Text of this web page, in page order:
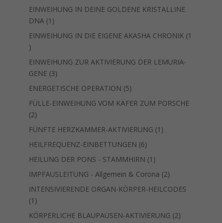
Produkte
EINWEIHUNG IN DEINE GOLDENE KRISTALLINE
DNA 1 1
Produkt
EINWEIHUNG IN DIE EIGENE AKASHA CHRONIK 1
1
Produkt
EINWEIHUNG ZUR AKTIVIERUNG DER LEMURIA-
GENE 33
Produkte
ENERGETISCHE OPERATION 55
Produkte
FÜLLE-EINWEIHUNG VOM KÄFER ZUM PORSCHE
22
Produkte
FÜNFTE HERZKAMMER-AKTIVIERUNG 1 1
HEILFREQUENZ-EINBETTUNGEN 66
Produkte
HEILUNG DER PONS - STAMMHIRN 1 1
Produkt
IMPFAUSLEITUNG - Allgemein & Corona 22
Produkte
INTENSIVIERENDE ORGAN-KÖRPER-HEILCODES
1 1
Produkt
KÖRPERLICHE BLAUPAUSEN-AKTIVIERUNG 22